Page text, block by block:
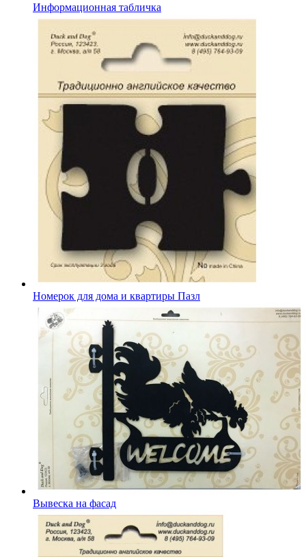
Информационная табличка
Номерок для дома и квартиры Пазл
Вывеска на фасад